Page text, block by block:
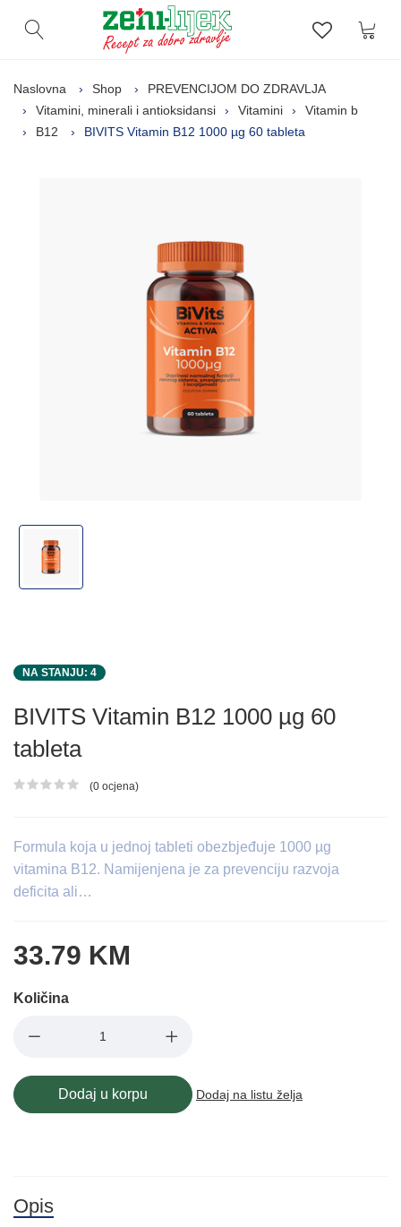
Otvori pretragu Lista
Naslovna Shop
PREVENCIJOM DO ZDRAVLJA
Vitamini, minerali i antioksidansi
Vitamini
Vitamin b
B12
BIVITS Vitamin B12 1000 µg 60 tableta
NA STANJU: 4
BIVITS Vitamin B12 1000 µg 60
tableta
Ocjena proizvoda
(0 ocjena)
Formula koja u jednoj tableti obezbjeđuje 1000 µg
vitamina B12. Namijenjena je za prevenciju razvoja
deficita ali…
33.79 KM
Količina
Dodaj u korpu Dodaj na listu želja
Opis